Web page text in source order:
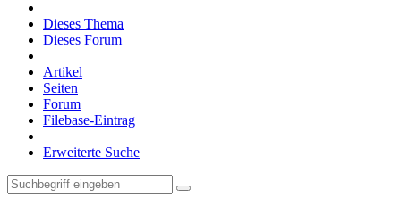
Dieses Thema
Dieses Forum
Artikel
Seiten
Forum
Filebase-Eintrag
Erweiterte Suche